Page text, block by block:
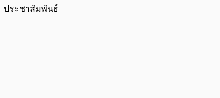
ประชาสัมพันธ์